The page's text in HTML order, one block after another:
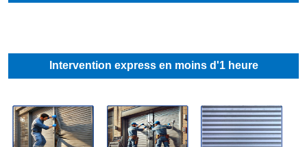
Intervention express en moins d'1 heure